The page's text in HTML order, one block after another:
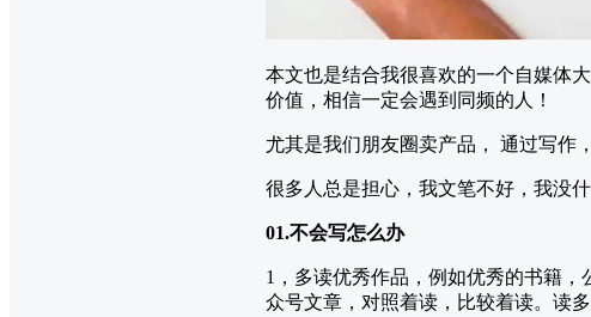
本文也是结合我很喜欢的一个自媒体
价值，相信一定会遇到同频的人！
尤其是我们朋友圈卖产品， 通过写作
很多人总是担心，我文笔不好，我没
01.不会写怎么办
1，多读优秀作品，例如优秀的书籍
众号文章，对照着读，比较着读。读